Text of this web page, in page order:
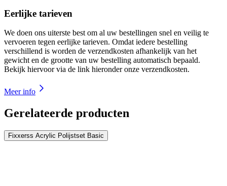
Eerlijke tarieven
We doen ons uiterste best om al uw bestellingen snel en veilig te
vervoeren tegen eerlijke tarieven. Omdat iedere bestelling
verschillend is worden de verzendkosten afhankelijk van het
gewicht en de grootte van uw bestelling automatisch bepaald.
Bekijk hiervoor via de link hieronder onze verzendkosten.
Meer info
Gerelateerde producten
Fixxerss Acrylic Polijstset Basic